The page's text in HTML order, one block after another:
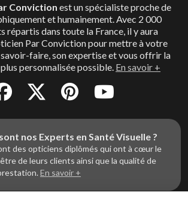
Conviction est un spécialiste proche de
et humainement. Avec 2 000
répartis dans toute la France, il y aura
Par Conviction pour mettre à votre
faire, son expertise et vous offrir la
personnalisée possible. En savoir +
nos Experts en Santé Visuelle ?
des opticiens diplômés qui ont à cœur le
de leurs clients ainsi que la qualité de
En savoir +